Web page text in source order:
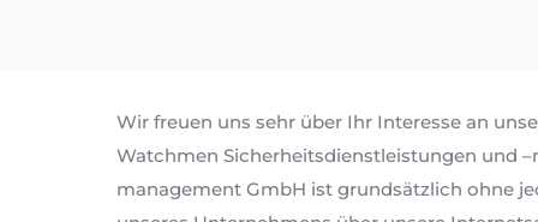
Wir freuen uns sehr über Ihr Interesse an
Watchmen Sicherheitsdienstleistungen und
management GmbH ist grundsätzlich ohne